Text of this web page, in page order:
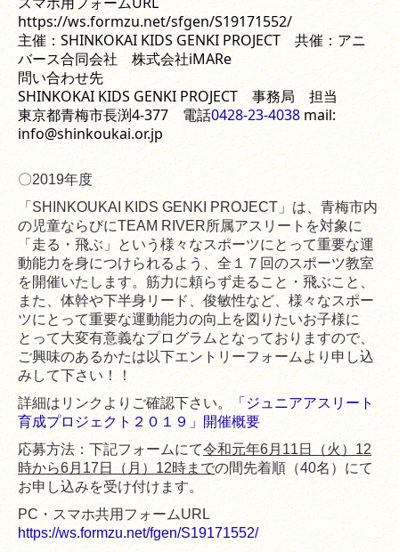
https://ws.formzu.net/sfgen/S19171552/
主催：SHINKOKAI KIDS GENKI PROJECT　共催：アニ
バース合同会社　株式会社iMARe
問い合わせ先
SHINKOKAI KIDS GENKI PROJECT　事務局　担当
東京都青梅市長渕4-377　電話0428-23-4038 mail:
info@shinkoukai.or.jp
〇2019年度
「 SHINKOUKAI KIDS GENKI PROJECT 」は、青梅市内
の児童ならびにTEAM RIVER所属アスリートを対象に
「走る・飛ぶ」という様々なスポーツにとって重要な運
動能力を身につけられるよう、全１７回のスポーツ教室
を開催いたします。筋力に頼らず走ること・飛ぶこと、
また、体幹や下半身リード、俊敏性など、様々なスポー
ツにとって重要な運動能力の向上を図りたいお子様に
とって大変有意義なプログラムとなっておりますので、
ご興味のあるかたは以下エントリーフォームより申し込
みして下さい！！
詳細はリンクよりご確認下さい。
「ジュニアアスリート
育成プロジェクト２０１９」開催概要
応募方法：下記フォームにて令和元年6月 11 日（火） 12
時から6月 17 日（月） 12時までの間先着順（40名）にて
お申し込みを受け付けます。
PC ・スマホ共用フォームURL
https://ws.formzu.net/fgen/S19171552/